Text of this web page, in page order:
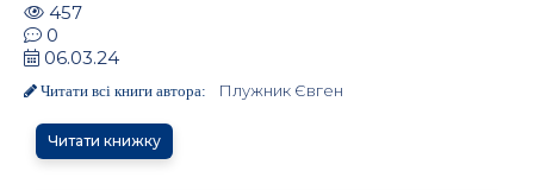
457
0
06.03.24
Читати всі книги автора: Плужник Євген
Читати книжку